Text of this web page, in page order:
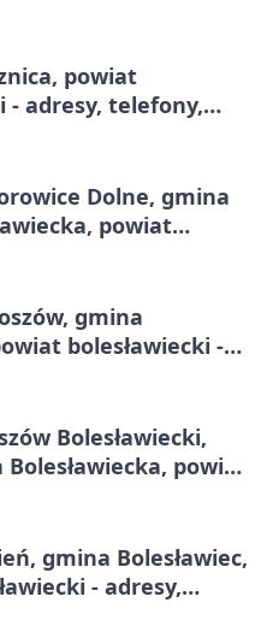
powiat
- adresy, telefony,
Dolne, gmina
powiat
gmina
bolesławiecki -
Bolesławiecki,
powiat
gmina Bolesławiec,
- adresy,